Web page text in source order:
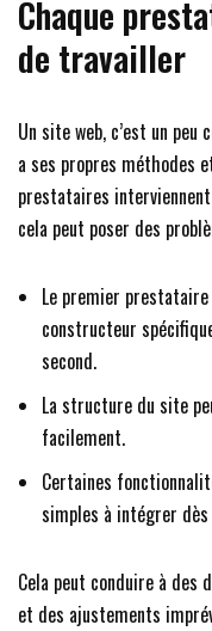
Chaque
de travailler
Un site web, c’est un
a ses propres méthodes
prestataires
cela peut poser des
Le premier
constructeur
second.
La structure du site
facilement.
Certaines
simples à intégrer
Cela peut conduire à des
et des ajustements